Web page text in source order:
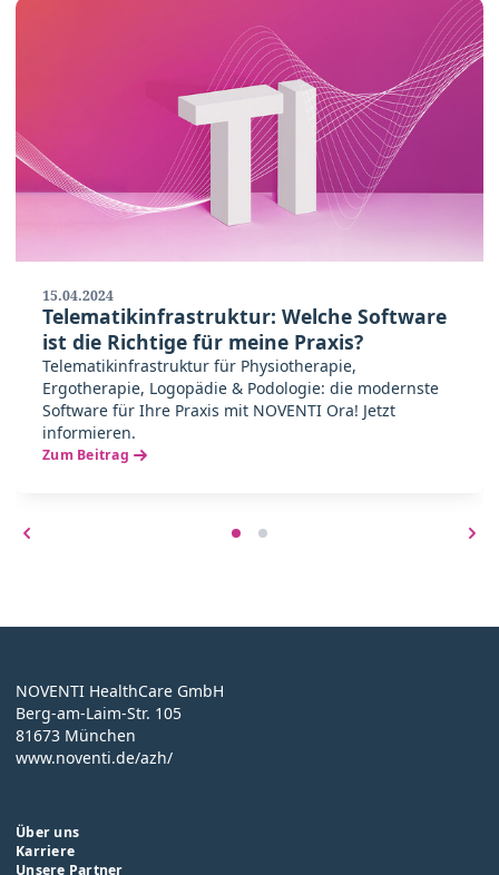
15.04.2024
Telematikinfrastruktur: Welche Software
ist die Richtige für meine Praxis?
Telematikinfrastruktur für Physiotherapie,
Ergotherapie, Logopädie & Podologie: die modernste
Software für Ihre Praxis mit NOVENTI Ora! Jetzt
informieren.
Zum Beitrag
NOVENTI HealthCare GmbH
Berg-am-Laim-Str. 105
81673 München
www.noventi.de/azh/
Über uns
Karriere
Unsere Partner